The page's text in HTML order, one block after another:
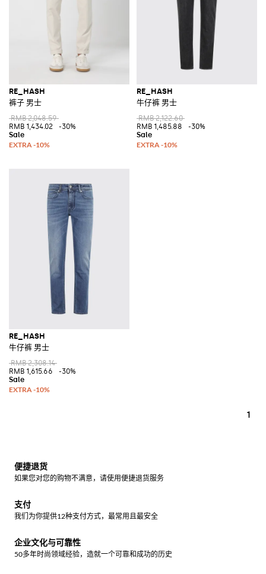
RE_HASH
裤子 男士
RMB 2,048.59
RMB 1,434.02
-30%
RE_HASH
牛仔裤 男士
RMB 2,122.60
RMB 1,485.88
-30%
RE_HASH
牛仔裤 男士
RMB 2,308.14
RMB 1,615.66
-30%
1
便捷退货
如果您对您的购物不满意，请使用便捷退货服务
支付
我们为你提供12种支付方式，最常用且最安全
企业文化与可靠性
50多年时尚领域经验，造就一个可靠和成功的历史